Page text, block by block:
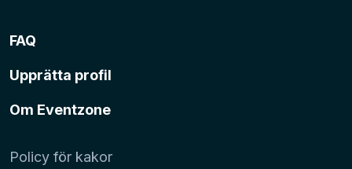
FAQ
Upprätta profil
Om Eventzone
Policy för kakor